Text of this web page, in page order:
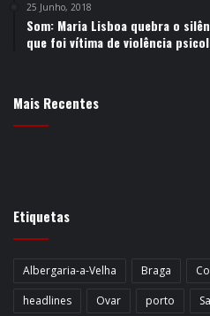
25 Junho, 2018
Som: Maria Lisboa quebra o
que foi vítima de violência
Mais Recentes
Etiquetas
Albergaria-a-Velha Braga
headlines
Ovar porto